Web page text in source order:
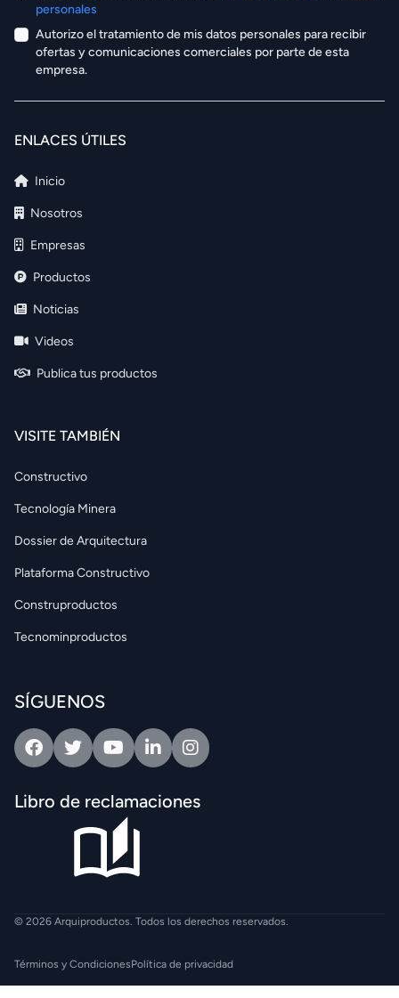
personales
Autorizo el tratamiento de mis datos personales para recibir
ofertas y comunicaciones comerciales por parte de esta
empresa.
ENLACES ÚTILES
Inicio
Nosotros
Empresas
Productos
Noticias
Videos
Publica tus productos
VISITE TAMBIÉN
Constructivo
Tecnología Minera
Dossier de Arquitectura
Plataforma Constructivo
Construproductos
Tecnominproductos
SÍGUENOS
FacebookTwitterYoutubeLinkedinIntagram
Libro de reclamaciones
© 2026 Arquiproductos. Todos los derechos reservados.
Términos y CondicionesPolítica de privacidad